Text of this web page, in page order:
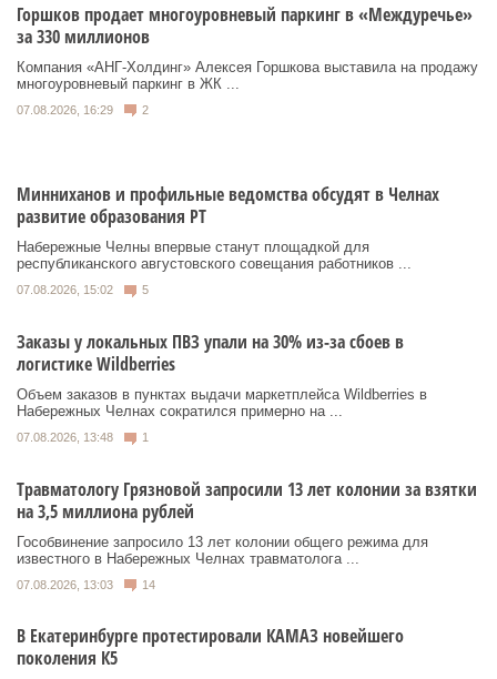
Горшков продает многоуровневый паркинг в «Междуречье»
за 330 миллионов
Компания «АНГ-Холдинг» Алексея Горшкова выставила на продажу
многоуровневый паркинг в ЖК ...
07.08.2026, 16:29 2
Минниханов и профильные ведомства обсудят в Челнах
развитие образования РТ
Набережные Челны впервые станут площадкой для
республиканского августовского совещания работников ...
07.08.2026, 15:02 5
Заказы у локальных ПВЗ упали на 30% из-за сбоев в
логистике Wildberries
Объем заказов в пунктах выдачи маркетплейса Wildberries в
Набережных Челнах сократился примерно на ...
07.08.2026, 13:48 1
Травматологу Грязновой запросили 13 лет колонии за взятки
на 3,5 миллиона рублей
Гособвинение запросило 13 лет колонии общего режима для
известного в Набережных Челнах травматолога ...
07.08.2026, 13:03 14
В Екатеринбурге протестировали КАМАЗ новейшего
поколения К5